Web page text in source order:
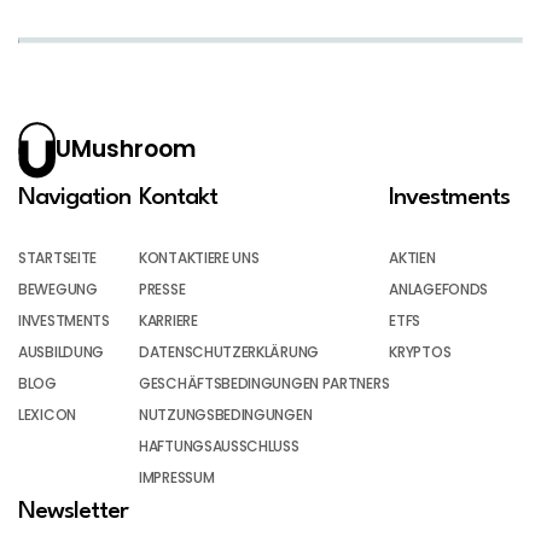
UMushroom
Navigation
STARTSEITE
BEWEGUNG
INVESTMENTS
AUSBILDUNG
BLOG
LEXICON
Kontakt
KONTAKTIERE UNS
PRESSE
KARRIERE
DATENSCHUTZERKLÄRUNG
GESCHÄFTSBEDINGUNGEN PARTNERS
NUTZUNGSBEDINGUNGEN
HAFTUNGSAUSSCHLUSS
IMPRESSUM
Investments
AKTIEN
ANLAGEFONDS
ETFS
KRYPTOS
Newsletter